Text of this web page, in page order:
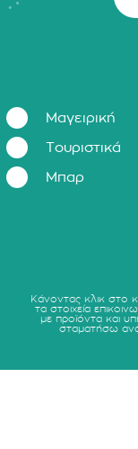
Μαγειρική
Τουριστικά
Μπαρ
Κάνοντας κλικ στο
τα στοιχεία
με προϊόντα και
σταματήσω ανά